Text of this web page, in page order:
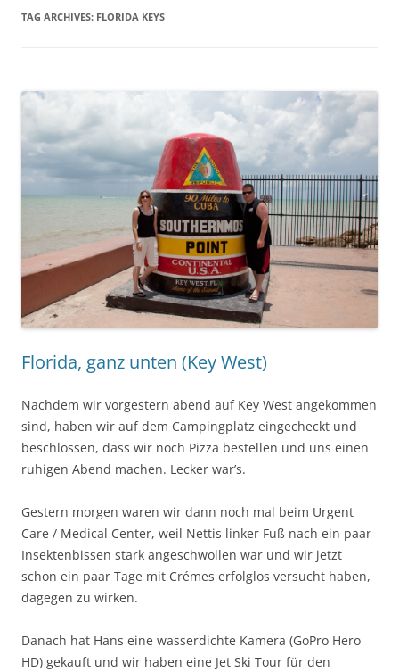
TAG ARCHIVES: FLORIDA KEYS
Florida, ganz unten (Key West)
Nachdem wir vorgestern abend auf Key West angekommen
sind, haben wir auf dem Campingplatz eingecheckt und
beschlossen, dass wir noch Pizza bestellen und uns einen
ruhigen Abend machen. Lecker war’s.
Gestern morgen waren wir dann noch mal beim Urgent
Care / Medical Center, weil Nettis linker Fuß nach ein paar
Insektenbissen stark angeschwollen war und wir jetzt
schon ein paar Tage mit Crémes erfolglos versucht haben,
dagegen zu wirken.
Danach hat Hans eine wasserdichte Kamera (GoPro Hero
HD) gekauft und wir haben eine Jet Ski Tour für den